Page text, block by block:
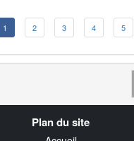
1 2 3 4 5
Plan du site